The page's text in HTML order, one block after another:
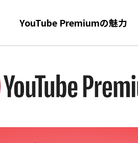
YouTube Premiumの魅力